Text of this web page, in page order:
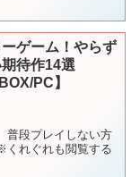
ゲーム！やらず
待作14選
PC】
普段プレイしない方
くれぐれも閲覧する